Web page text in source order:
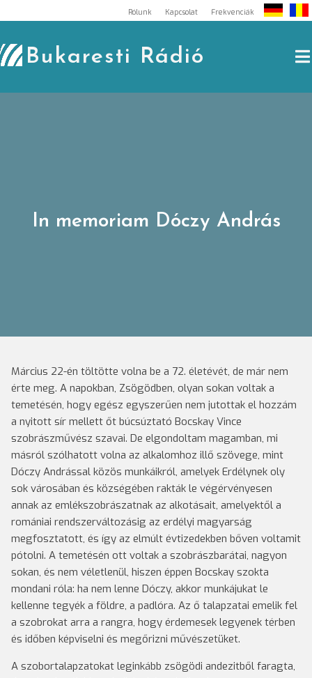
to
content
Rólunk Kapcsolat Frekvenciák
Bukaresti Rádió
In memoriam Dóczy András
Március 22-én töltötte volna be a 72. életévét, de már nem
érte meg. A napokban, Zsögödben, olyan sokan voltak a
temetésén, hogy egész egyszerűen nem jutottak el hozzám
a nyitott sír mellett őt búcsúztató Bocskay Vince
szobrászművész szavai. De elgondoltam magamban, mi
másról szólhatott volna az alkalomhoz illő szövege, mint
Dóczy Andrással közös munkáikról, amelyek Erdélynek oly
sok városában és községében rakták le végérvényesen
annak az emlékszobrászatnak az alkotásait, amelyektől a
romániai rendszerváltozásig az erdélyi magyarság
megfosztatott, és így az elmúlt évtizedekben bőven voltamit
pótolni. A temetésén ott voltak a szobrászbarátai, nagyon
sokan, és nem véletlenül, hiszen éppen Bocskay szokta
mondani róla: ha nem lenne Dóczy, akkor munkájukat le
kellenne tegyék a földre, a padlóra. Az ő talapzatai emelik fel
a szobrokat arra a rangra, hogy érdemesek legyenek térben
és időben képviselni és megőrizni művészetüket.
A szobortalapzatokat leginkább zsögödi andezitből faragta,